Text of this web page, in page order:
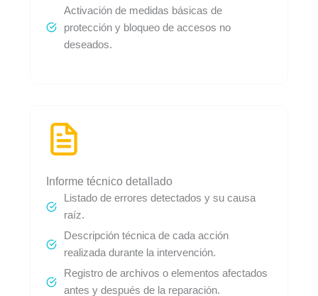
Activación de medidas básicas de
protección y bloqueo de accesos no
deseados.
Informe técnico detallado
Listado de errores detectados y su causa
raíz.
Descripción técnica de cada acción
realizada durante la intervención.
Registro de archivos o elementos afectados
antes y después de la reparación.